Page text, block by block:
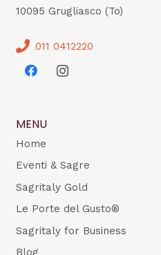
10095 Grugliasco (To)
011 0412220
MENU
Home
Eventi & Sagre
Sagritaly Gold
Le Porte del Gusto®
Sagritaly for Business
Blog